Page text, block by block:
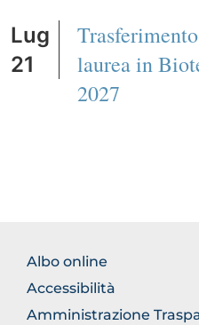
Lug
21
laurea in
2027
FOOTER
NORMATIVA
Albo online
Accessibilità
Amministrazione